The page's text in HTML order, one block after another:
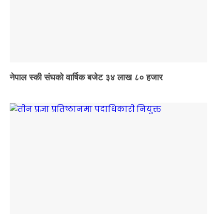
नेपाल स्की संघको वार्षिक बजेट ३४ लाख ८० हजार